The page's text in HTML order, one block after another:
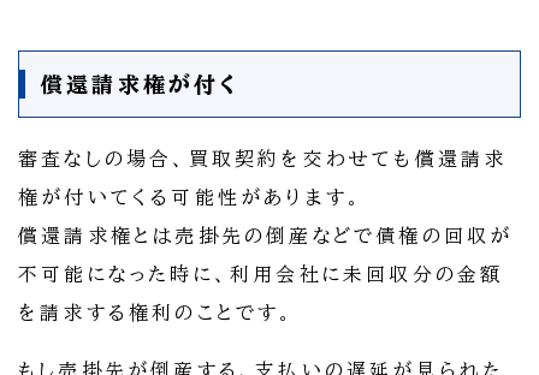
償還請求権が付く
審査なしの場合、買取契約を交わせても償還請求
権が付いてくる可能性があります。
償還請求権とは売掛先の倒産などで債権の回収が
不可能になった時に、利用会社に未回収分の金額
を請求する権利のことです。
もし売掛先が倒産する、支払いの遅延が見られた